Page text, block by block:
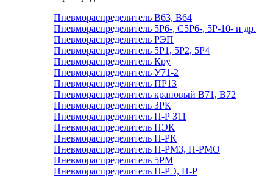
Пневмораспределитель В63, В64
Пневмораспределитель 5Р6-, С5Р6-, 5Р-10- и др.
Пневмораспределитель РЭП
Пневмораспределитель 5Р1, 5Р2, 5Р4
Пневмораспределитель Кру
Пневмораспределитель У71-2
Пневмораспределитель ПР13
Пневмораспределитель крановый В71, В72
Пневмораспределитель 3РК
Пневмораспределитель П-Р 311
Пневмораспределитель ПЭК
Пневмораспределитель П-РК
Пневмораспределитель П-РМЗ, П-РМО
Пневмораспределитель 5РМ
Пневмораспределитель П-РЭ, П-Р